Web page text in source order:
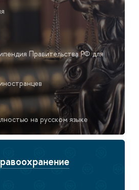
Правительства РФ для
на русском языке